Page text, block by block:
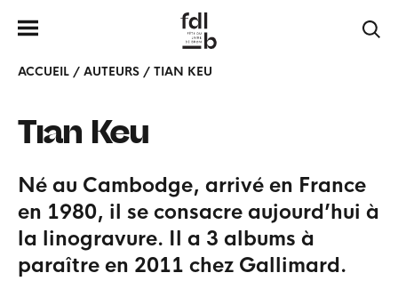
ACCUEIL / AUTEURS / TIAN KEU
Tian Keu
Né au Cambodge, arrivé en France
en 1980, il se consacre aujourd’hui à
la linogravure. Il a 3 albums à
paraître en 2011 chez Gallimard.